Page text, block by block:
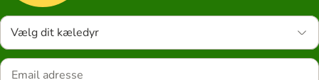
Vælg dit kæledyr